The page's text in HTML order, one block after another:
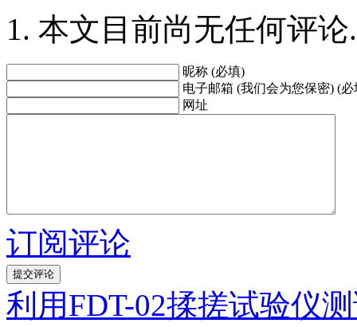
本文目前尚无任何评论.
昵称 (必填)
电子邮箱 (我们会为您保密) (必
网址
订阅评论
利用FDT-02揉搓试验仪